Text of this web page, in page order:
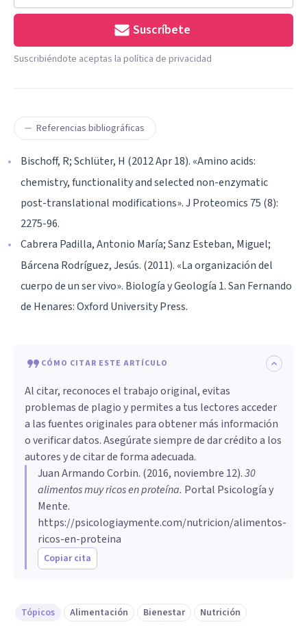
Suscríbete
Suscribiéndote aceptas la política de privacidad
Referencias bibliográficas
Bischoff, R; Schlüter, H (2012 Apr 18). «Amino acids:
chemistry, functionality and selected non-enzymatic
post-translational modifications». J Proteomics 75 (8):
2275-96.
Cabrera Padilla, Antonio María; Sanz Esteban, Miguel;
Bárcena Rodríguez, Jesús. (2011). «La organización del
cuerpo de un ser vivo». Biología y Geología 1. San Fernando
de Henares: Oxford University Press.
CÓMO CITAR ESTE ARTÍCULO
Al citar, reconoces el trabajo original, evitas
problemas de plagio y permites a tus lectores acceder
a las fuentes originales para obtener más información
o verificar datos. Asegúrate siempre de dar crédito a los
autores y de citar de forma adecuada.
Juan Armando Corbin. (2016, noviembre 12).30
alimentos muy ricos en proteína. Portal Psicología y
Mente.
https://psicologiaymente.com/nutricion/alimentos-
ricos-en-proteina
Copiar cita
Tópicos Alimentación Bienestar Nutrición